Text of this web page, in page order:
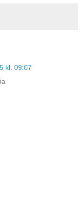
kl. 09:07